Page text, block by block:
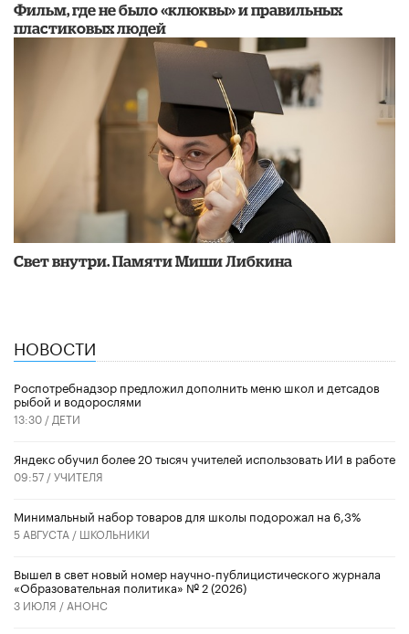
Фильм, где не было «клюквы» и правильных
пластиковых людей
​Свет внутри. Памяти Миши Либкина
НОВОСТИ
Роспотребнадзор предложил дополнить меню школ и детсадов
рыбой и водорослями
13:30 / ДЕТИ
​Яндекс обучил более 20 тысяч учителей использовать ИИ в работе
09:57 /УЧИТЕЛЯ
Минимальный набор товаров для школы подорожал на 6,3%
5 АВГУСТА / ШКОЛЬНИКИ
Вышел в свет новый номер научно-публицистического журнала
«Образовательная политика» № 2 (2026)
3 ИЮЛЯ / АНОНС